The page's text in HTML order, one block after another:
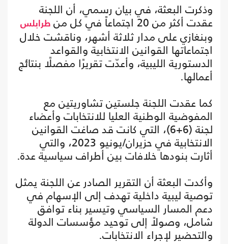
وذكرت البعثة، في بيان رسمي، أن اللجنة
عقدت أكثر من 20 اجتماعاً في كل من طرابلس
وبنغازي على مدار ثلاثة أشهر، وناقشت خلال
اجتماعاتها القوانين الانتخابية والقواعد
الدستورية الليبية، وأعدّت تقريرًا مفصلًا بنتائج
أعمالها.
كما عقدت اللجنة جلستين تشاوريتين مع
المفوضية الوطنية العليا للانتخابات وأعضاء
لجنة (6+6)، التي كانت قد صاغت القوانين
الانتخابية في حزيران/يونيو 2023، والتي
أثارت بنودها خلافات بين أطراف سياسية عدة.
وأكدت البعثة أن التقرير الصادر عن اللجنة يمثل
توصية ليبية داخلية تهدف إلى الإسهام في
دعم المسار السياسي وتيسير بناء توافق
شامل، وصولاً إلى توحيد مؤسسات الدولة
والتحضير لإجراء الانتخابات.